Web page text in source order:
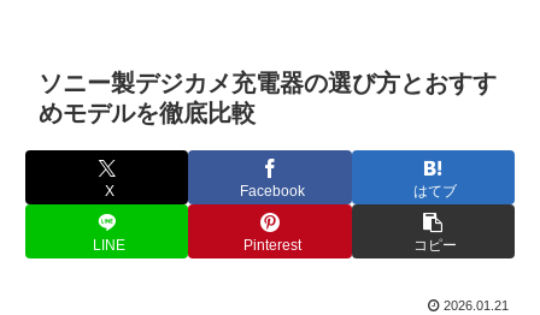
ソニー製デジカメ充電器の選び方とおすす
めモデルを徹底比較
X Facebook はてブ
LINE Pinterest コピー
2026.01.21